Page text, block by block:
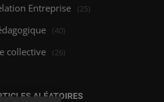
Entreprise (25)
(40)
collective (26)
ALÉATOIRES